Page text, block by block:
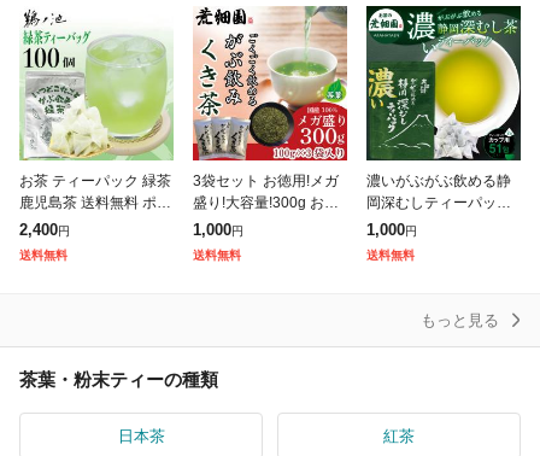
静岡茶 緑茶
お茶 ティーパック 緑茶
鹿児島茶 送料無料 ポイ
ント消化 お徳用 ティー
バッグ 2.5g×100個入
深蒸し茶 大容量 カテキ
2,400円
送料無料
3袋セット お徳用!メガ
盛り!大容量!300g お茶
緑茶 茎茶 くき 静岡茶
がぶ飲みくき茶 100g入
1,000円
送料無料
濃いがぶがぶ飲める静
岡深むしティーパック
51個入 お茶 緑茶 茶葉
深蒸し茶 静岡茶 水出し
冷茶 日本茶 濃い 静岡
1,000円
送料無料
もっと見る
茶葉・粉末ティーの種類
日本茶 紅茶